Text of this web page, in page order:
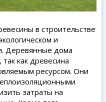
в строительстве
и
Деревянные дома
как древесина
ресурсом. Они
затраты на